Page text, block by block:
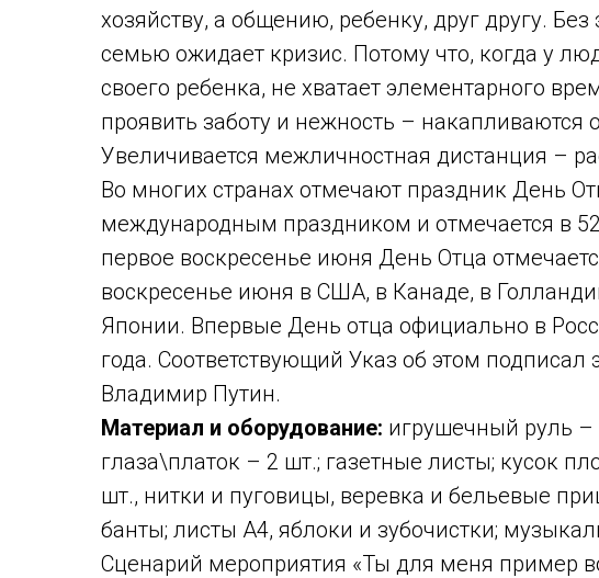
хозяйству, а общению, ребенку, друг другу.
семью ожидает кризис. Потому что, когда у
своего ребенка, не хватает элементарного
проявить заботу и нежность – накапливаются
Увеличивается межличностная дистанция –
Во многих странах отмечают праздник День
международным праздником и отмечается в
первое воскресенье июня День Отца
воскресенье июня в США, в Канаде, в
Японии. Впервые День отца официально в
года. Соответствующий Указ об этом
Владимир Путин.
Материал и оборудование: игрушечный руль –
глаза\платок – 2 шт.; газетные листы; кусок
шт., нитки и пуговицы, веревка и бельевые
банты; листы А4, яблоки и зубочистки;
Сценарий мероприятия «Ты для меня пример